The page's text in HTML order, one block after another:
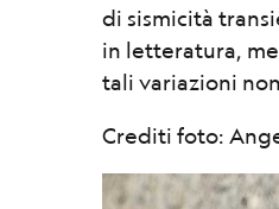
di sismicità
in letteratura,
tali variazioni
Crediti foto: